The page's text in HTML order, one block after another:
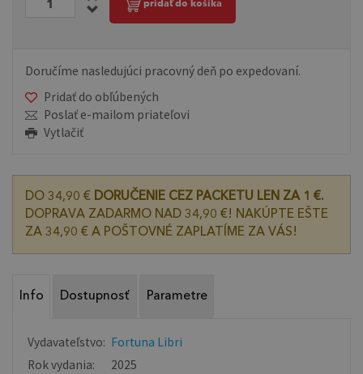
pridať do košíka
Doručíme nasledujúci pracovný deň po expedovaní.
Pridať do obľúbených
Poslať e-mailom priateľovi
Vytlačiť
DO 34,90 € DORUČENIE CEZ PACKETU LEN ZA 1 €.
DOPRAVA ZADARMO NAD 34,90 €! NAKÚPTE EŠTE
ZA 34,90 € A POŠTOVNÉ ZAPLATÍME ZA VÁS!
Info Dostupnosť Parametre
Vydavateľstvo: Fortuna Libri
Rok vydania:
2025